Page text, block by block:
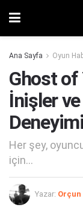
Ana Sayfa Oyun
Ghost of
İnişler ve
Her şey,
için...
Yazar: Orçun